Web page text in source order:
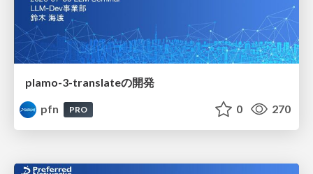
plamo-3-translateの開発
pfn
PRO 0 270